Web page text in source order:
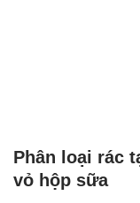
Phân loại rác
vỏ hộp sữa